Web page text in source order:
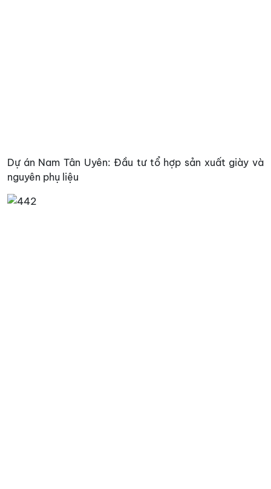
Dự án Nam Tân Uyên: Đầu tư tổ hợp sản xuất giày và
nguyên phụ liệu